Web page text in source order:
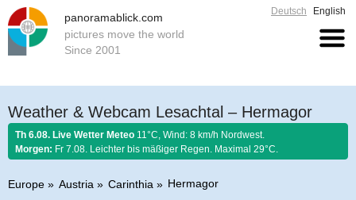
panoramablick.com
pictures move the world
Since 2001
Deutsch English
Weather & Webcam Lesachtal – Hermagor
Th 6.08. Live Wetter Meteo 11°C, Wind: 8 km/h Nordwest.
Morgen: Fr 7.08. Leichter bis mäßiger Regen. Maximal 29°C.
Europe Austria Carinthia Hermagor